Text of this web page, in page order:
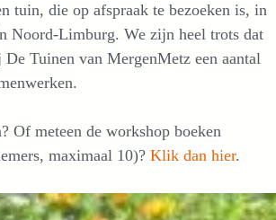
tuin, die op afspraak te bezoeken is, in
Noord-Limburg. We zijn heel trots dat
Tuinen van MergenMetz een aantal
Of meteen de workshop boeken
maximaal 10)? Klik dan hier.